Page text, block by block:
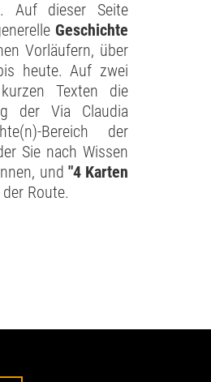
Auf dieser Seite
Geschichte
Vorläufern, über
heute. Auf zwei
Texten die
der Via Claudia
Bereich der
Sie nach Wissen
und "4 Karten
Route.